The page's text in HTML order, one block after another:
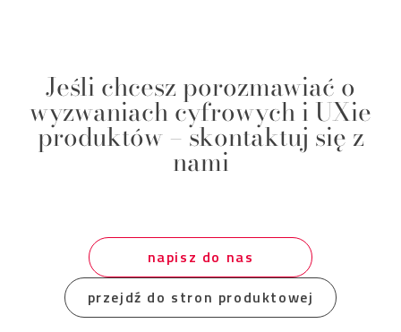
Jeśli chcesz porozmawiać o
wyzwaniach cyfrowych i UXie
produktów – skontaktuj się z
nami
napisz do nas
przejdź do stron produktowej